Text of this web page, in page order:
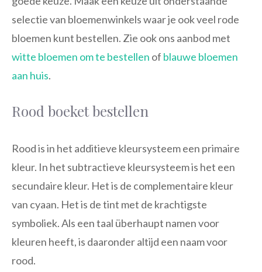
selectie van bloemenwinkels waar je ook veel rode
bloemen kunt bestellen. Zie ook ons aanbod met
witte bloemen om te bestellen of blauwe bloemen
aan huis.
Rood boeket bestellen
Rood is in het additieve kleursysteem een primaire
kleur. In het subtractieve kleursysteem is het een
secundaire kleur. Het is de complementaire kleur
van cyaan. Het is de tint met de krachtigste
symboliek. Als een taal überhaupt namen voor
kleuren heeft, is daaronder altijd een naam voor
rood.